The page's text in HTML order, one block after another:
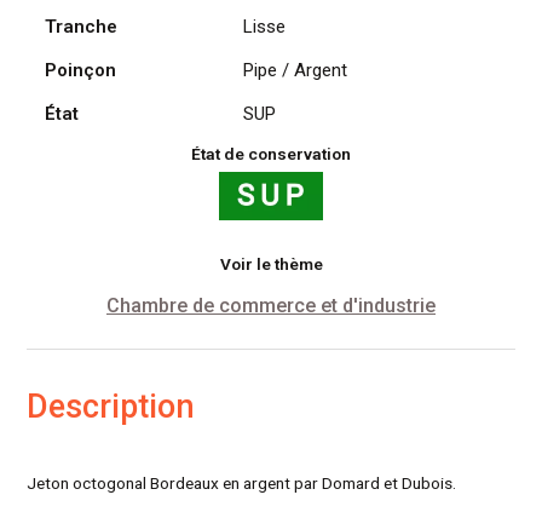
Tranche
Lisse
Poinçon
Pipe / Argent
État
SUP
État de conservation
Voir le thème
Chambre de commerce et d'industrie
Description
Jeton octogonal Bordeaux en argent par Domard et Dubois.